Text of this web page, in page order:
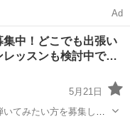
Ad
中！どこでも出張い
レッスンも検討中で…
5月21日
てみたい方を募集して